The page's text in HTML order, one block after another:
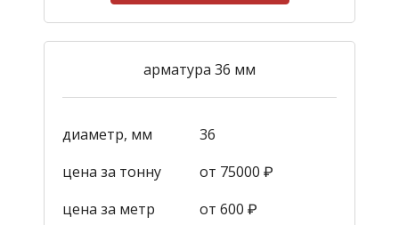
арматура 36 мм
диаметр, мм
36
цена за тонну
от 75000 ₽
цена за метр
от 600 ₽